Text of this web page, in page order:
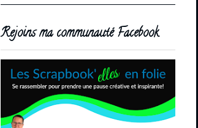
Rejoins ma communauté Facebook